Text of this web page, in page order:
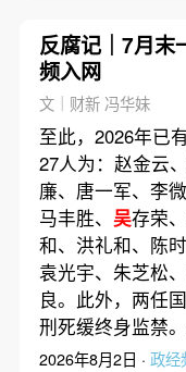
反腐记｜7月末
频入网
文｜财新 冯华妹
至此，2026年已
27人为：赵金云
廉、唐一军、李
马丰胜、 吴存荣
和、洪礼和、陈
袁光宇、朱芝松
良。此外，两任
刑死缓终身监禁
2026年8月2日 · 政经